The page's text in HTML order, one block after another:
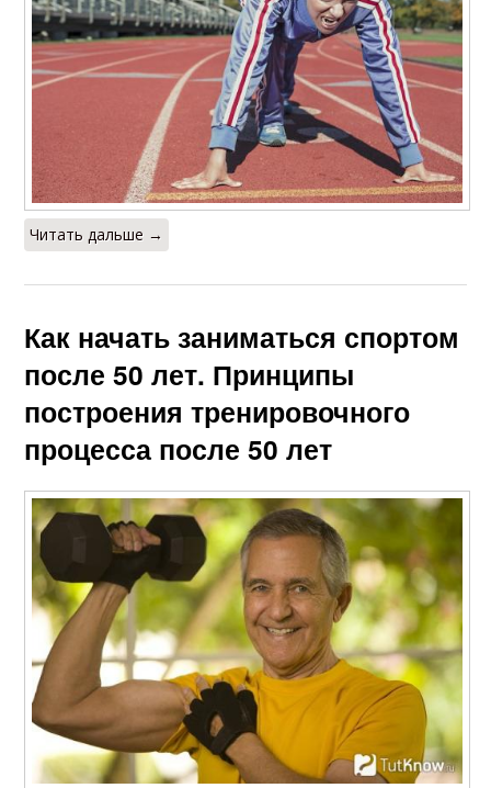
Читать дальше →
Как начать заниматься спортом
после 50 лет. Принципы
построения тренировочного
процесса после 50 лет